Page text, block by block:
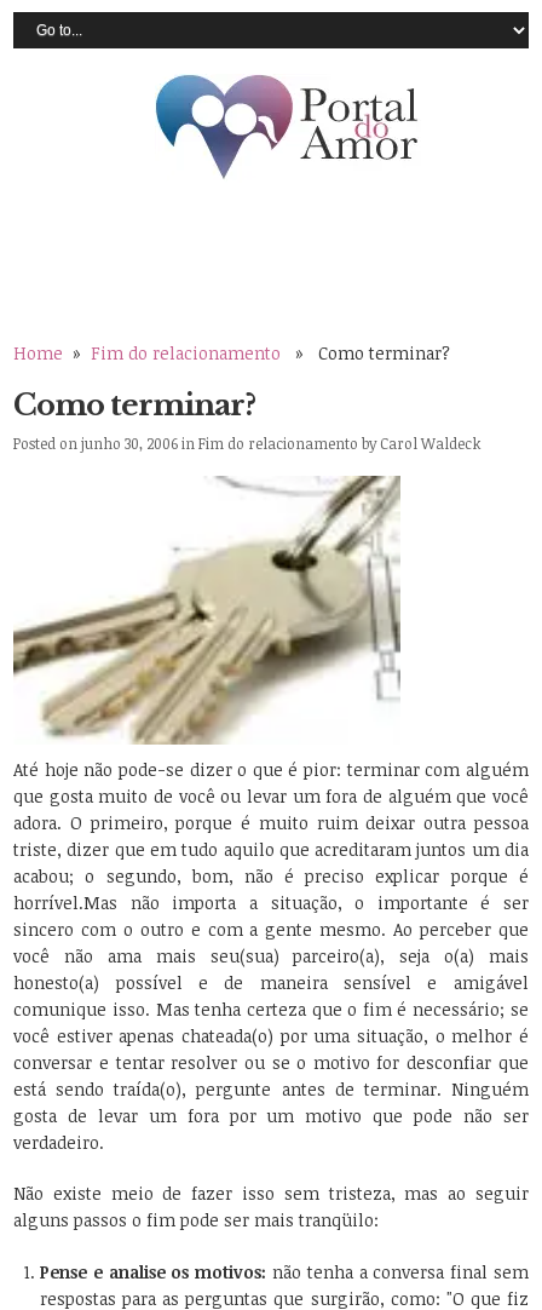
Home » Fim do relacionamento » Como terminar?
Como terminar?
Posted on junho 30, 2006 inFim do relacionamento byCarol Waldeck
Até hoje não pode-se dizer o que é pior: terminar com alguém
que gosta muito de você ou levar um fora de alguém que você
adora. O primeiro, porque é muito ruim deixar outra pessoa
triste, dizer que em tudo aquilo que acreditaram juntos um dia
acabou; o segundo, bom, não é preciso explicar porque é
horrível.Mas não importa a situação, o importante é ser
sincero com o outro e com a gente mesmo. Ao perceber que
você não ama mais seu(sua) parceiro(a), seja o(a) mais
honesto(a) possível e de maneira sensível e amigável
comunique isso. Mas tenha certeza que o fim é necessário; se
você estiver apenas chateada(o) por uma situação, o melhor é
conversar e tentar resolver ou se o motivo for desconfiar que
está sendo traída(o), pergunte antes de terminar. Ninguém
gosta de levar um fora por um motivo que pode não ser
verdadeiro.
Não existe meio de fazer isso sem tristeza, mas ao seguir
alguns passos o fim pode ser mais tranqüilo:
Pense e analise os motivos: não tenha a conversa final sem
respostas para as perguntas que surgirão, como: "O que fiz